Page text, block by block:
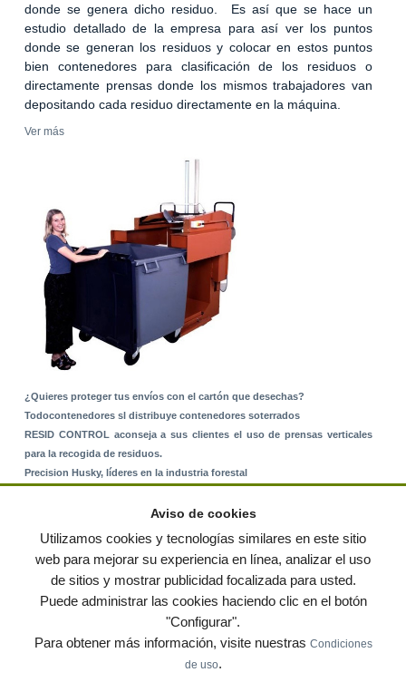
donde se genera dicho residuo. Es así que se hace un
estudio detallado de la empresa para así ver los puntos
donde se generan los residuos y colocar en estos puntos
bien contenedores para clasificación de los residuos o
directamente prensas donde los mismos trabajadores van
depositando cada residuo directamente en la máquina.
Ver más
¿Quieres proteger tus envíos con el cartón que desechas?
Todocontenedores sl distribuye contenedores soterrados
RESID CONTROL aconseja a sus clientes el uso de prensas verticales
para la recogida de residuos.
Precision Husky, líderes en la industria forestal
© residuos.com - Todos los derechos reservados Política de privacidad
Condiciones de uso|Contacto |Editores|Mapa web|Preguntas frecuentes|Publica
tus anuncios gratis!
Aviso de cookies
Utilizamos cookies y tecnologías similares en este sitio
web para mejorar su experiencia en línea, analizar el uso
de sitios y mostrar publicidad focalizada para usted.
Puede administrar las cookies haciendo clic en el botón
"Configurar".
Para obtener más información, visite nuestras Condiciones
de uso.